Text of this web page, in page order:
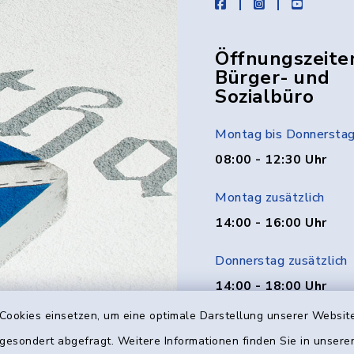
einsetzen, um eine optimale Darstellung unserer
abgefragt. Weitere Informationen finden Sie in
Bürger- und
Sozialbüro
Montag bis
08:00 - 12:30 Uhr
Montag zusätzlich
14:00 - 16:00 Uhr
Donnerstag zusätzlich
14:00 - 18:00 Uhr
Freitag
08:00 - 12:00 Uhr